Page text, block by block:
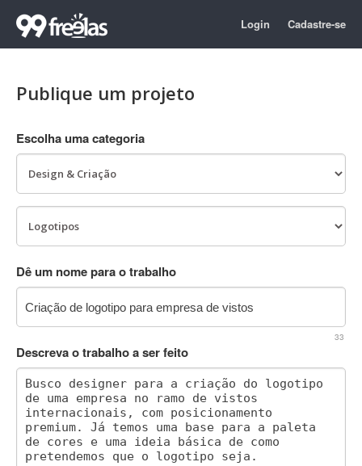
Login Cadastre-se
Publique um projeto
Escolha uma categoria
Dê um nome para o trabalho
33
Descreva o trabalho a ser feito